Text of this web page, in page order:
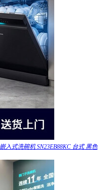
入式洗碗机 SN23EB88KC 台式 黑色